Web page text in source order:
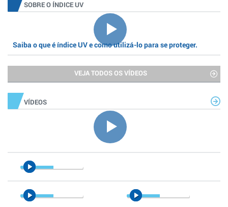
SOBRE O ÍNDICE UV
Saiba o que é índice UV e como utilizá-lo para se proteger.
VEJA TODOS OS VÍDEOS
VÍDEOS